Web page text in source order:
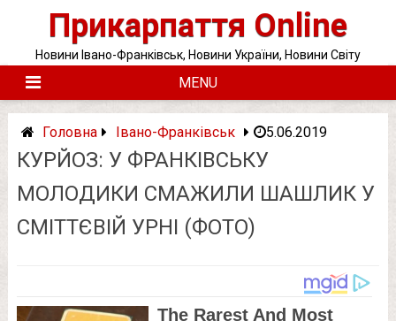
Прикарпаття Online
Новини Івано-Франківськ, Новини України, Новини Світу
MENU
Головна Івано-Франківськ 5.06.2019
КУРЙОЗ: У ФРАНКІВСЬКУ
МОЛОДИКИ СМАЖИЛИ ШАШЛИК У
СМІТТЄВІЙ УРНІ (ФОТО)